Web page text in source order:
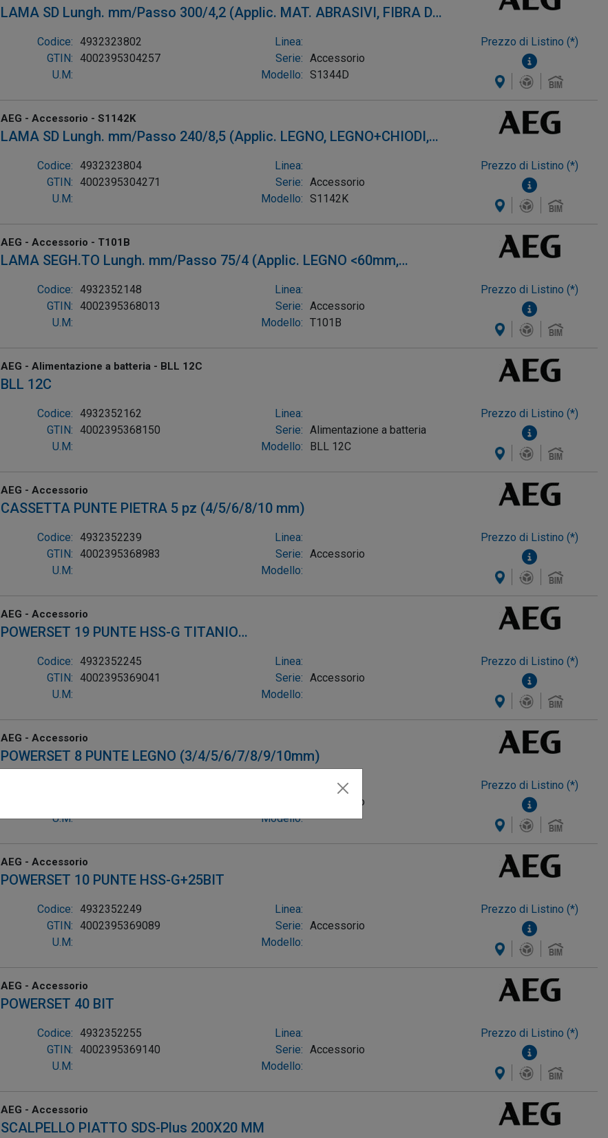
LAMA SD Lungh. mm/Passo 300/4,2 (Applic. MAT. ABRASIVI, FIBRA DI
VETRO (POLIESTERE, RESINA, MELANINA), CONDOTTI FERRO, GHISA,
INOX) (conf. 2pz)
Codice: 4932323802
GTIN: 4002395304257
U.M:
Linea:
Serie: Accessorio
Modello: S1344D
Prezzo di Listino (*)
AEG - Accessorio - S1142K
LAMA SD Lungh. mm/Passo 240/8,5 (Applic. LEGNO, LEGNO+CHIODI,
CARTONGESSO 3-100mm, MET.NON FERROSI, ALLUMINIO 3-10mm)
(conf. 2pz)
Codice: 4932323804
GTIN: 4002395304271
U.M:
Linea:
Serie: Accessorio
Modello: S1142K
Prezzo di Listino (*)
AEG - Accessorio - T101B
LAMA SEGH.TO Lungh. mm/Passo 75/4 (Applic. LEGNO <60mm,
LAMINATO <60mm, PVC <45mm, TAGLI PULITI) (conf. 5pz)
Codice: 4932352148
GTIN: 4002395368013
U.M:
Linea:
Serie: Accessorio
Modello: T101B
Prezzo di Listino (*)
AEG - Alimentazione a batteria - BLL 12C
BLL 12C
Codice: 4932352162
GTIN: 4002395368150
U.M:
Linea:
Serie: Alimentazione a batteria
Modello:
BLL 12C
Prezzo di Listino (*)
AEG - Accessorio
CASSETTA PUNTE PIETRA 5 pz (4/5/6/8/10 mm)
Codice: 4932352239
GTIN: 4002395368983
U.M:
Linea:
Serie: Accessorio
Modello:
Prezzo di Listino (*)
AEG - Accessorio
POWERSET 19 PUNTE HSS-G TITANIO
(2/2,5(2pz)/3(2pz)/3,5(2pz)/4(2pz)/4,5(2pz)/5(2pz)/6(2pz)/7/8/9/10mm)
Codice: 4932352245
GTIN: 4002395369041
U.M:
Linea:
Serie: Accessorio
Modello:
Prezzo di Listino (*)
AEG - Accessorio
POWERSET 8 PUNTE LEGNO (3/4/5/6/7/8/9/10mm)
U.M:
Accessorio
Modello:
Prezzo di Listino (*)
AEG - Accessorio
POWERSET 10 PUNTE HSS-G+25BIT
Codice: 4932352249
GTIN: 4002395369089
U.M:
Linea:
Serie: Accessorio
Modello:
Prezzo di Listino (*)
AEG - Accessorio
POWERSET 40 BIT
Codice: 4932352255
GTIN: 4002395369140
U.M:
Linea:
Serie: Accessorio
Modello:
Prezzo di Listino (*)
AEG - Accessorio
SCALPELLO PIATTO SDS-Plus 200X20 MM